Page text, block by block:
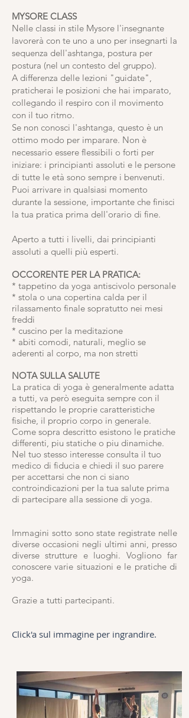
MYSORE CLASS
Nelle classi in stile Mysore l'insegnante
lavorerà con te uno a uno per insegnarti la
sequenza dell'ashtanga, postura per
postura (nel un contesto del gruppo).
A differenza delle lezioni "guidate",
praticherai le posizioni che hai imparato,
collegando il respiro con il movimento
con il tuo ritmo.
Se non conosci l'ashtanga, questo è un
ottimo modo per imparare. Non è
necessario essere flessibili o forti per
iniziare: i principianti assoluti e le persone
di tutte le età sono sempre i benvenuti.
Puoi arrivare in qualsiasi momento
durante la sessione, importante che finisci
la tua pratica prima dell'orario di fine.
Aperto a tutti i livelli, dai principianti
assoluti a quelli più esperti.
OCCORENTE PER LA PRATICA:
* tappetino da yoga antiscivolo personale
* stola o una copertina calda per il
rilassamento finale sopratutto nei mesi
freddi
* cuscino per la meditazione
* abiti comodi, naturali, meglio se
aderenti al corpo, ma non stretti
NOTA SULLA SALUTE
La pratica di yoga è generalmente adatta
a tutti, va però eseguita sempre con il
rispettando le proprie caratteristiche
fisiche, il proprio corpo in generale.
Come sopra descritto esistono le pratiche
differenti, piu statiche o piu dinamiche.
Nel tuo stesso interesse consulta il tuo
medico di fiducia e chiedi il suo parere
per accettarsi che non ci siano
controindicazioni per la tua salute prima
di partecipare alla sessione di yoga.
Immagini sotto sono state registrate nelle
diverse occasioni negli ultimi anni, presso
diverse strutture e luoghi. Vogliono far
conoscere varie situazioni e le pratiche di
yoga.
Grazie a tutti partecipanti.
Click'a sul immagine per ingrandire.